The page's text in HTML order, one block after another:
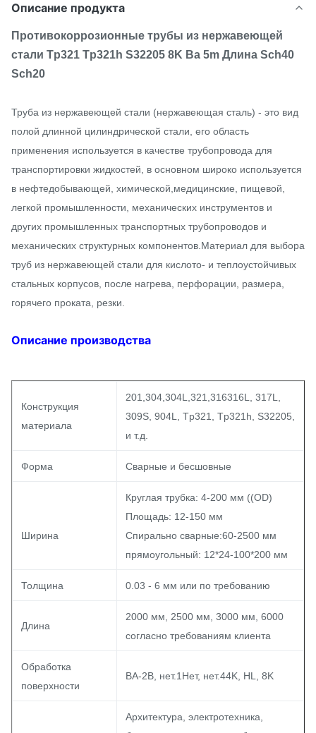
Описание продукта
Противокоррозионные трубы из нержавеющей
стали Tp321 Tp321h S32205 8K Ba 5m Длина Sch40
Sch20
Труба из нержавеющей стали (нержавеющая сталь) - это вид
полой длинной цилиндрической стали, его область
применения используется в качестве трубопровода для
транспортировки жидкостей, в основном широко используется
в нефтедобывающей, химической,медицинские, пищевой,
легкой промышленности, механических инструментов и
других промышленных транспортных трубопроводов и
механических структурных компонентов.Материал для выбора
труб из нержавеющей стали для кислото- и теплоустойчивых
стальных корпусов, после нагрева, перфорации, размера,
горячего проката, резки.
Описание производства
Конструкция
материала
201,304,304L,321,316316L, 317L,
309S, 904L, Tp321, Tp321h, S32205,
и т.д.
Форма Сварные и бесшовные
Ширина
Круглая трубка: 4-200 мм ((OD)
Площадь: 12-150 мм
Спирально сварные:60-2500 мм
прямоугольный: 12*24-100*200 мм
Толщина 0.03 - 6 мм или по требованию
Длина
2000 мм, 2500 мм, 3000 мм, 6000
согласно требованиям клиента
Обработка
поверхности
BA-2B, нет.1Нет, нет.44K, HL, 8K
Архитектура, электротехника,